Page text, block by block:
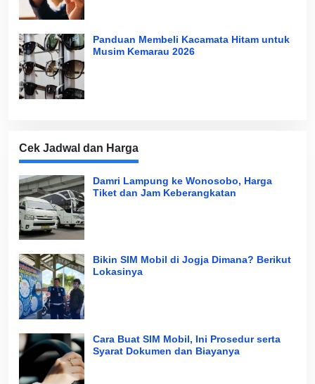
Panduan Membeli Kacamata Hitam untuk
Musim Kemarau 2026
Cek Jadwal dan Harga
Damri Lampung ke Wonosobo, Harga
Tiket dan Jam Keberangkatan
Bikin SIM Mobil di Jogja Dimana? Berikut
Lokasinya
Cara Buat SIM Mobil, Ini Prosedur serta
Syarat Dokumen dan Biayanya